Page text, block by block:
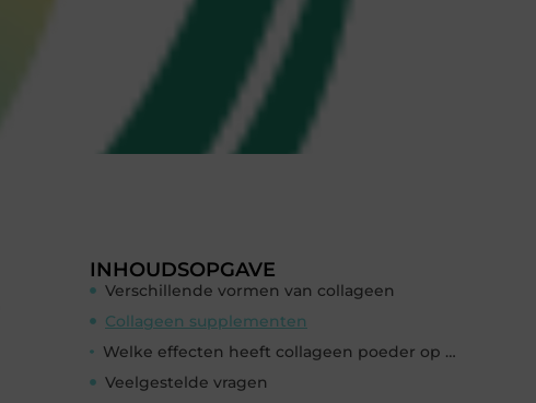
INHOUDSOPGAVE
Verschillende vormen van collageen
Collageen supplementen
Welke effecten heeft collageen poeder op het haar, de nagels en de huid?
Veelgestelde vragen